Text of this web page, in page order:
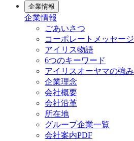
企業情報
企業情報
ごあいさつ
コーポレートメッセージ
アイリス物語
6つのキーワード
アイリスオーヤマの強み
企業理念
会社概要
会社沿革
所在地
グループ企業一覧
会社案内PDF